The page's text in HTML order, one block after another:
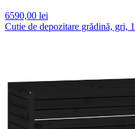
6590,00 lei
Cutie de depozitare grădină, gri,